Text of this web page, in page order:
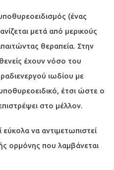
(ένας
μετά από μερικούς
θεραπεία. Στην
έχουν νόσο του
ιωδίου με
έτσι ώστε ο
στο μέλλον.
να αντιμετωπιστεί
ορμόνης που λαμβάνεται